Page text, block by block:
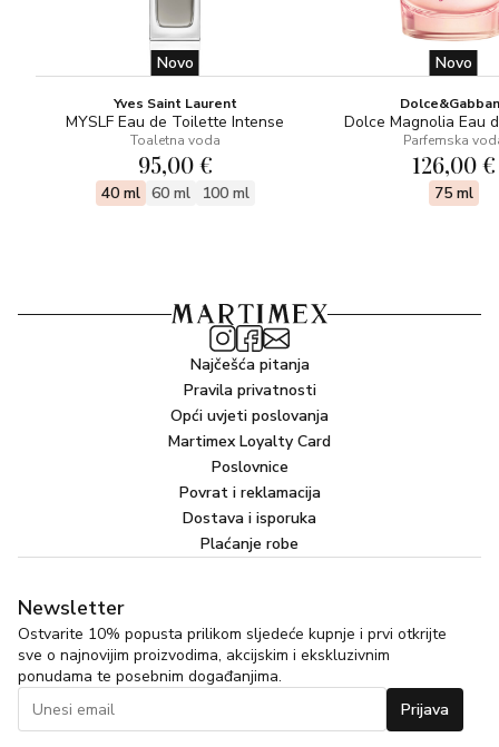
Novo
Yves Saint Laurent
MYSLF Eau de Toilette Intense
Toaletna voda
95,00 €
40 ml 60 ml 100 ml
Novo
Dolce Magnolia Eau
Parfemska
126,00 €
75 ml
Najčešća pitanja
Pravila privatnosti
Opći uvjeti poslovanja
Martimex Loyalty Card
Poslovnice
Povrat i reklamacija
Dostava i isporuka
Plaćanje robe
Newsletter
Ostvarite 10% popusta prilikom sljedeće kupnje i prvi otkrijte
sve o najnovijim proizvodima, akcijskim i ekskluzivnim
ponudama te posebnim događanjima.
Prijava